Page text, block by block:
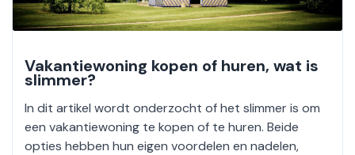
Vakantiewoning kopen of huren, wat is
slimmer?
In dit artikel wordt onderzocht of het slimmer is om
een vakantiewoning te kopen of te huren. Beide
opties hebben hun eigen voordelen en nadelen,